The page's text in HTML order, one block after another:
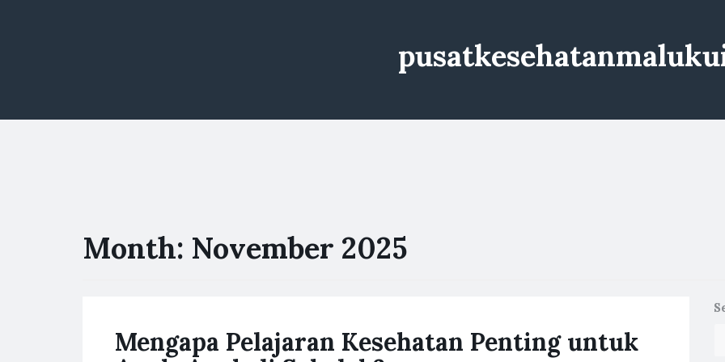
Month: November 2025
Mengapa Pelajaran Kesehatan Penting untuk